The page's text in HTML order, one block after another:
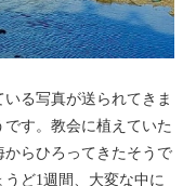
る写真が送られてきま
す。教会に植えていた
らひろってきたそうで
ど1週間、大変な中に